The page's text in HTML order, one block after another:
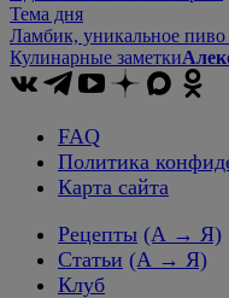
Тема дня
Ламбик, уникальное пиво
Кулинарные заметки
FAQ
Политика
Карта сайта
Рецепты (А → Я)
Статьи (А → Я)
Клуб